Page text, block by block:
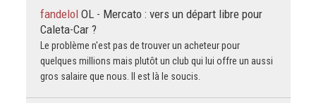
fandelol OL - Mercato : vers un départ libre pour
Caleta-Car ?
Le problème n'est pas de trouver un acheteur pour
quelques millions mais plutôt un club qui lui offre un aussi
gros salaire que nous. Il est là le soucis.